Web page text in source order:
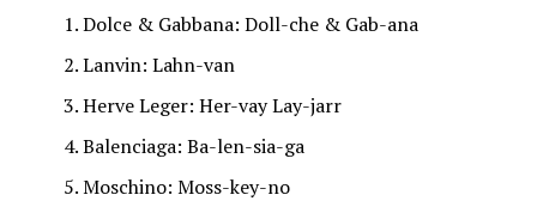
Dolce & Gabbana: Doll-che & Gab-ana
Lanvin: Lahn-van
Herve Leger: Her-vay Lay-jarr
Balenciaga: Ba-len-sia-ga
Moschino: Moss-key-no